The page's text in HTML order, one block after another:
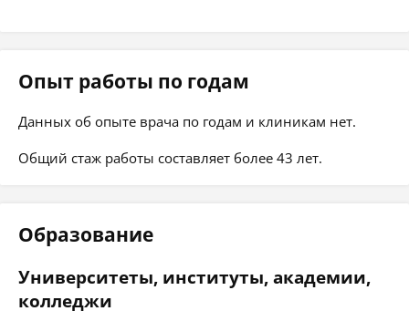
Опыт работы по годам
Данных об опыте врача по годам и клиникам нет.
Общий стаж работы составляет более 43 лет.
Образование
Университеты, институты, академии,
колледжи